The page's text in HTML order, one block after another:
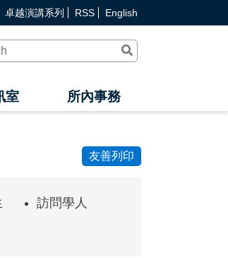
卓越演講系列 RSS English
出
室 所內事務
友善列印
訪問學人